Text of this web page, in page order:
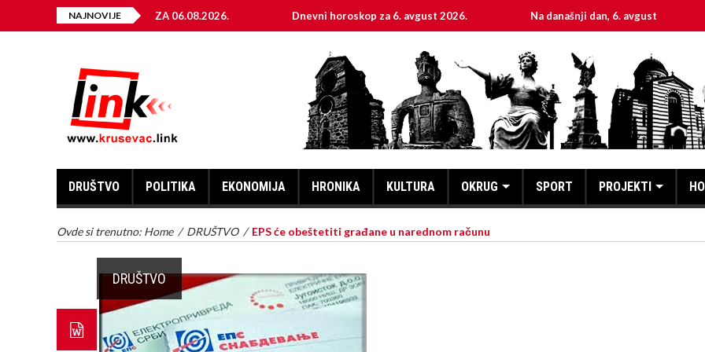
NAJNOVIJE
ENERGIJE ZA 06.08.2026. Dnevni horoskop za 6. avgust 2026. Na današnji dan, 6. avgust
DRUŠTVO POLITIKA EKONOMIJA HRONIKA KULTURA OKRUG SPORT PROJEKTI
Ovde si trenutno: Home / DRUŠTVO / EPS će obeštetiti građane u narednom računu
DRUŠTVO